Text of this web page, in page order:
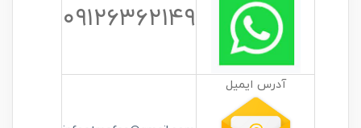
۰۹۱۲۶۳۶۲۱۴۹
آدرس ایمیل